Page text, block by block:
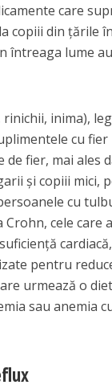
care
copiii din țările
întreaga lume
inima),
cu
fier, mai ales
și copiii mici,
cu
cele care
pentru
urmează o
sau anemia